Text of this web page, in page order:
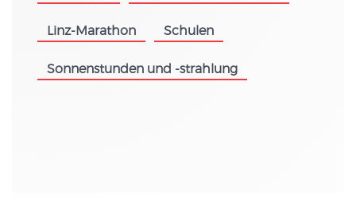
Linz-Marathon Schulen
Sonnenstunden und -strahlung